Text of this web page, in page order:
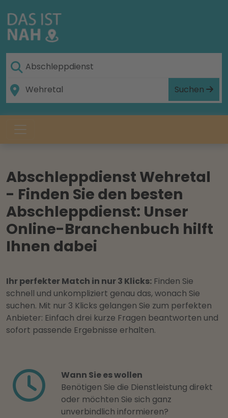
Suchen
Abschleppdienst Wehretal
- Finden Sie den besten
Abschleppdienst: Unser
Online-Branchenbuch hilft
Ihnen dabei
Ihr perfekter Match in nur 3 Klicks: Finden Sie
schnell und unkompliziert genau das, wonach Sie
suchen. Mit nur 3 Klicks gelangen Sie zum perfekten
Anbieter: Einfach drei kurze Fragen beantworten und
sofort passende Ergebnisse erhalten.
Wann Sie es wollen
Benötigen Sie die Dienstleistung direkt
oder möchten Sie sich ganz
unverbindlich informieren?